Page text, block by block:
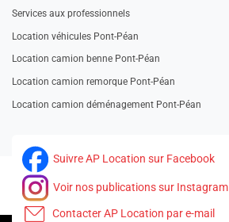
Services aux professionnels
Location véhicules Pont-Péan
Location camion benne Pont-Péan
Location camion remorque Pont-Péan
Location camion déménagement Pont-Péan
Suivre AP Location sur Facebook
Voir nos publications sur Instagram
Contacter AP Location par e-mail